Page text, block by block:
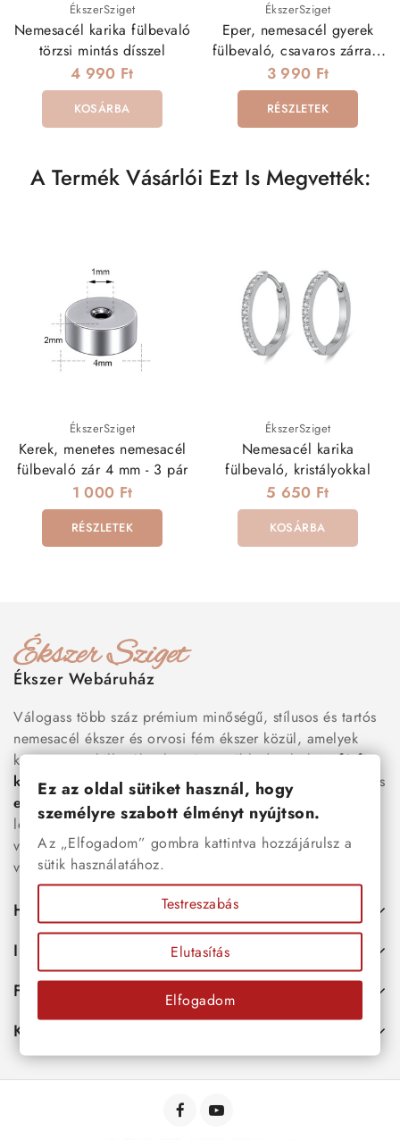
ÉkszerSziget
Nemesacél karika fülbevaló
törzsi mintás dísszel
4 990 Ft
KOSÁRBA
ÉkszerSziget
Eper, nemesacél gyerek
fülbevaló, csavaros zárral -
arany
3 990 Ft
RÉSZLETEK
A Termék Vásárlói Ezt Is Megvették:
ÉkszerSziget
Kerek, menetes nemesacél
fülbevaló zár 4 mm - 3 pár
1 000 Ft
RÉSZLETEK
ÉkszerSziget
Nemesacél karika
fülbevaló, kristályokkal
5 650 Ft
KOSÁRBA
Ékszer Webáruház
Válogass több száz prémium minőségű, stílusos és tartós
nemesacél ékszer és orvosi fém ékszer közül, amelyek
között megtalálhatók a legnépszerűbb darabok is:férfi
karkötők
, női nyakláncok , karikagyűrűk
és
esküvői kiegészítőkegyaránt. Webáruházunkban a
legújabb trendeket követő, mégis időtálló ékszerek közül
választhatsz – legyen szó ajándékról, mindennapi
viseletről vagy különleges alkalmakról.
Hasznos
Információk
Fiókod
Kapcsolat
Ez az oldal sütiket használ, hogy
személyre szabott élményt nyújtson.
Az „Elfogadom” gombra kattintva hozzájárulsz a
sütik használatához.
Testreszabás
Elutasítás
Elfogadom